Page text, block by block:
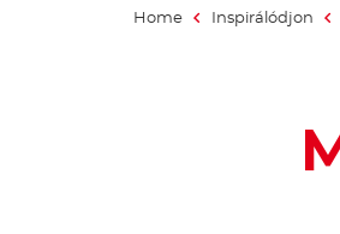
Home Inspirálódjon